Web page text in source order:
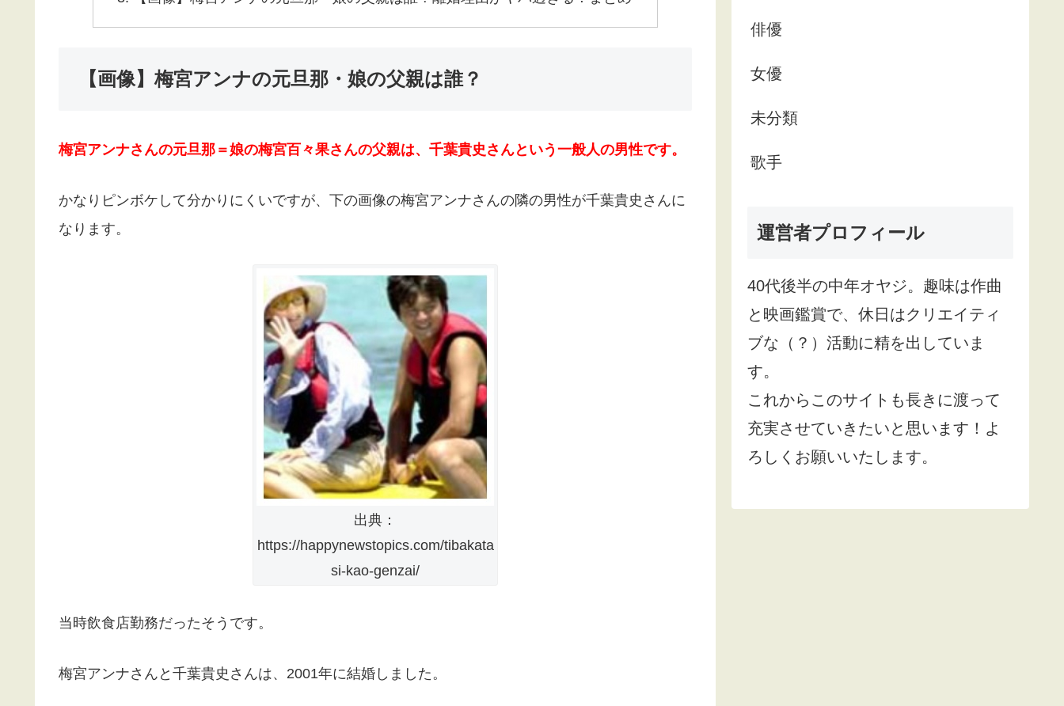
【画像】梅宮アンナの元旦那・娘の父親は誰？
梅宮アンナさんの元旦那＝娘の梅宮百々果さんの父親は、千葉貴史さんという一般人の男性です。
かなりピンボケして分かりにくいですが、下の画像の梅宮アンナさんの隣の男性が千葉貴史さんに
なります。
出典：
https://happynewstopics.com/tibakata
si-kao-genzai/
当時飲食店勤務だったそうです。
梅宮アンナさんと千葉貴史さんは、2001年に結婚しました。
俳優
女優
未分類
歌手
運営者プロフィール
40代後半の中年オヤジ。趣味は作曲
と映画鑑賞で、休日はクリエイティ
ブな（？）活動に精を出していま
す。
これからこのサイトも長きに渡って
充実させていきたいと思います！よ
ろしくお願いいたします。